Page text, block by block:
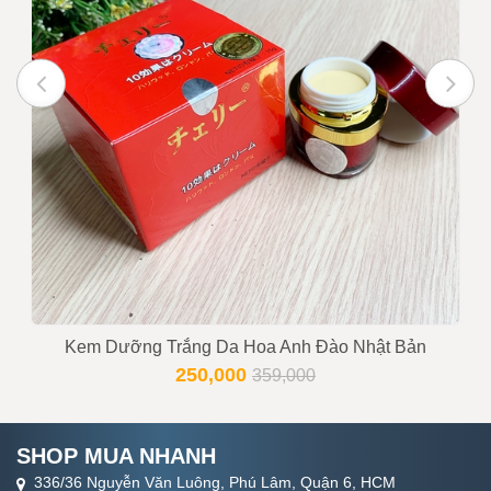
Trạng thái Còn hàng
Tư vấn viên 0916999853 - 0919896393
Kem Dưỡng Trắng Da Hoa Anh Đào Nhật Bản
250,000 359,000
SHOP MUA NHANH
336/36 Nguyễn Văn Luông, Phú Lâm, Quận 6, HCM